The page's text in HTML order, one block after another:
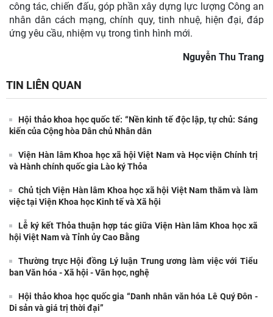
công tác, chiến đấu, góp phần xây dựng lực lượng Công an
nhân dân cách mạng, chính quy, tinh nhuệ, hiện đại, đáp
ứng yêu cầu, nhiệm vụ trong tình hình mới.
Nguyễn Thu Trang
TIN LIÊN QUAN
Hội thảo khoa học quốc tế: “Nền kinh tế độc lập, tự chủ: Sáng
kiến của Cộng hòa Dân chủ Nhân dân
Viện Hàn lâm Khoa học xã hội Việt Nam và Học viện Chính trị
và Hành chính quốc gia Lào ký Thỏa
Chủ tịch Viện Hàn lâm Khoa học xã hội Việt Nam thăm và làm
việc tại Viện Khoa học Kinh tế và Xã hội
Lễ ký kết Thỏa thuận hợp tác giữa Viện Hàn lâm Khoa học xã
hội Việt Nam và Tỉnh ủy Cao Bằng
Thường trực Hội đồng Lý luận Trung ương làm việc với Tiểu
ban Văn hóa - Xã hội - Văn học, nghệ
Hội thảo khoa học quốc gia “Danh nhân văn hóa Lê Quý Đôn -
Di sản và giá trị thời đại”